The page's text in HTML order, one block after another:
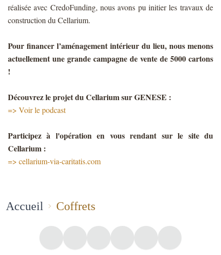
réalisée avec CredoFunding, nous avons pu initier les travaux de
construction du Cellarium.
Pour financer l’aménagement intérieur du lieu, nous menons
actuellement une grande campagne de vente de 5000 cartons
!
Découvrez le projet du Cellarium sur GENESE :
=> Voir le podcast
Participez à l'opération en vous rendant sur le site du
Cellarium :
=> cellarium-via-caritatis.com
Accueil Coffrets